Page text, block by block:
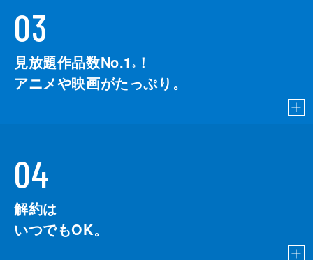
03
見放題作品数No.1 ※
！
アニメや映画がたっぷり。
04
解約は
いつでもOK。